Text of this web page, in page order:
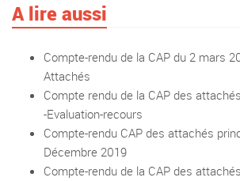
A lire aussi
Compte-rendu de la CAP du 2 mars
Attachés
Compte rendu de la CAP des
-Evaluation-recours
Compte-rendu CAP des attachés
Décembre 2019
Compte-rendu de la CAP des